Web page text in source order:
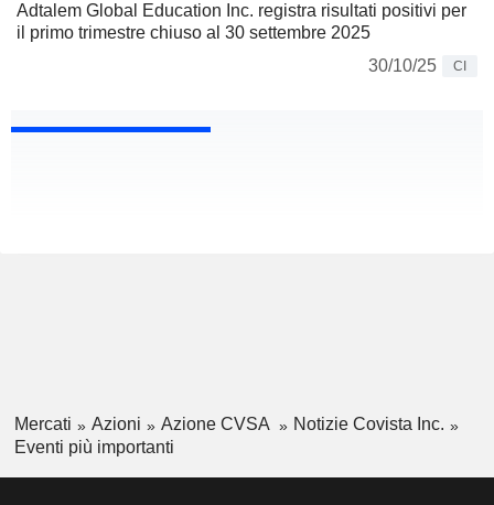
Adtalem Global Education Inc. registra risultati positivi per
il primo trimestre chiuso al 30 settembre 2025
30/10/25
CI
Mercati Azioni Azione CVSA
Notizie Covista Inc.
Eventi più importanti